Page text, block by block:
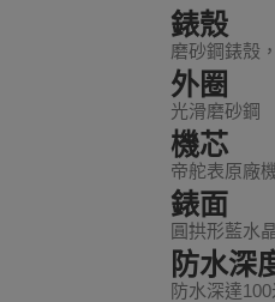
錶殼
磨砂鋼錶殼
外圈
光滑磨砂鋼
機芯
帝舵表原廠
錶面
圓拱形藍水
防水深
防水深達100